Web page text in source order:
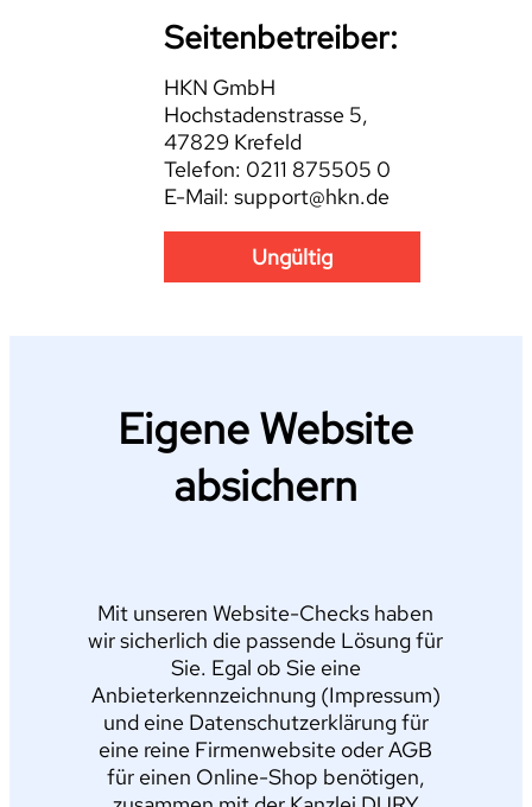
Seitenbetreiber:
HKN GmbH
Hochstadenstrasse 5,
47829 Krefeld
Telefon: 0211 875505 0
E-Mail: support@hkn.de
Ungültig
Eigene Website
absichern
Mit unseren Website-Checks haben
wir sicherlich die passende Lösung für
Sie. Egal ob Sie eine
Anbieterkennzeichnung (Impressum)
und eine Datenschutzerklärung für
eine reine Firmenwebsite oder AGB
für einen Online-Shop benötigen,